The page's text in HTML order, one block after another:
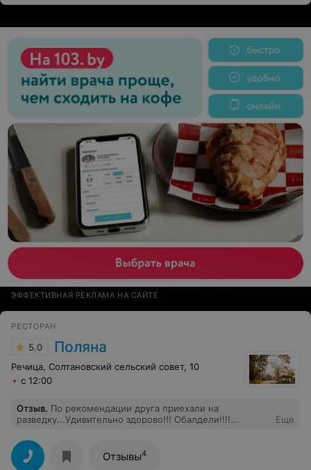
чём’, ‘Вам так нигде не сделают,вы много хотите’,
обсуждалось заранее услышали, ‘вы решили 50
человек теперь позвать на 400 рублей?’, ‘у вас люди
голодные будут’,очень непрофессионально и
неприемлемо!!!!!И ресторан сделал все, чтобы
праздник ‘удался’((еды было достаточно всем, ещё
домой забирали, 300гр рыбы порезали на 2 тарелочки
на бутерброды так что рыба с 5мм толщиной,на
детский стол все фрукты свалили на одну тарелку в
одну кучу, про обслуживание я молчу, музыку также
решили КАК нам лучше отдыхать(Теперь рассказываю
всем знакомым,отвратительно!
ЭФФЕКТИВНАЯ РЕКЛАМА НА САЙТЕ
РЕСТОРАН
5.0 Поляна
Речица, Солтановский сельский совет, 10
с 12:00
Отзыв. По рекомендации друга приехали на
разведку...Удивительно здорово!!! Обалдели!!!!
Будем Вас посещать!!! Большая просьба-не
испортиться!!! Успеха и процветания искренне!!!
Спасибо!
Еще
Отзывы4